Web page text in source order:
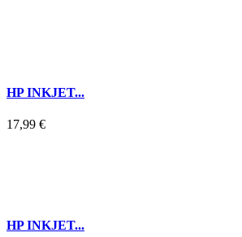
HP INKJET...
17,99 €
HP INKJET...